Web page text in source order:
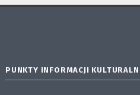
PUNKTY INFORMACJI